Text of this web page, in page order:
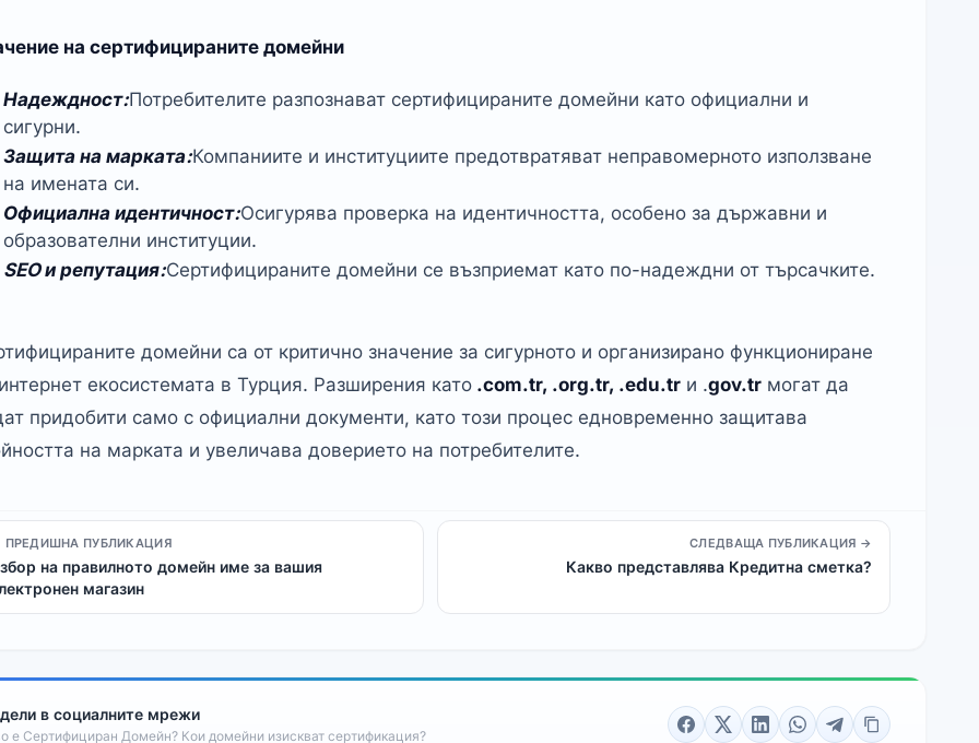
на сертифицираните домейни
Надеждност:Потребителите разпознават сертифицираните домейни като официални и
сигурни.
Защита на марката:Компаниите и институциите предотвратяват неправомерното използване
на имената си.
Официална идентичност:Осигурява проверка на идентичността, особено за държавни и
образователни институции.
SEO и репутация:Сертифицираните домейни се възприемат като по-надеждни от търсачките.
домейни са от критично значение за сигурното и организирано функциониране
екосистемата в Турция. Разширения като .com.tr, .org.tr, .edu.tr и .gov.tr могат да
придобити само с официални документи, като този процес едновременно защитава
на марката и увеличава доверието на потребителите.
ПРЕДИШНА ПУБЛИКАЦИЯ
на правилното домейн име за вашия
магазин
СЛЕДВАЩА ПУБЛИКАЦИЯ →
Какво представлява Кредитна сметка?
в социалните мрежи
е Сертифициран Домейн? Кои домейни изискват сертификация?